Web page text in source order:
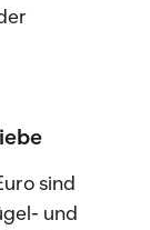
sind
und